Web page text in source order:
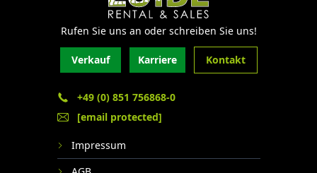
Rufen Sie uns an oder schreiben Sie uns!
Verkauf Karriere Kontakt
+49 (0) 851 756868-0
[email protected]
Impressum